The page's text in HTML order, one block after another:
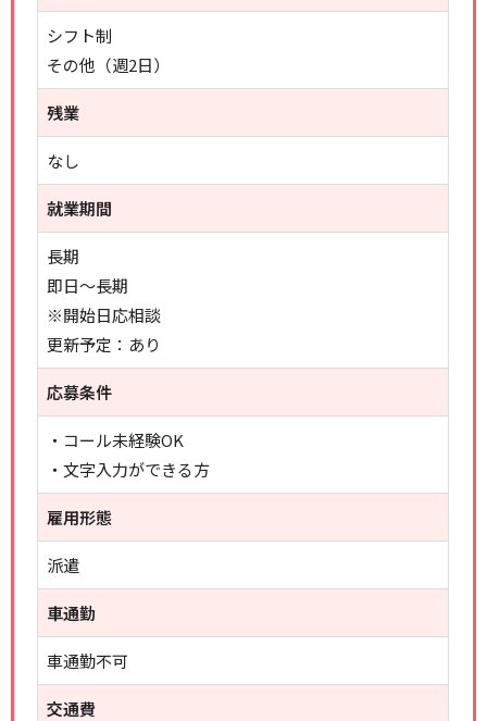
シフト制
その他（週2日）
残業
なし
就業期間
長期
即日～長期
※開始日応相談
更新予定：あり
応募条件
・コール未経験OK
・文字入力ができる方
雇用形態
派遣
車通勤
車通勤不可
交通費